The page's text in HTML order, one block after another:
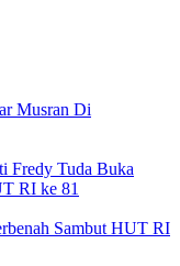
Musran Di
Fredy Tuda Buka
RI ke 81
Sambut HUT RI